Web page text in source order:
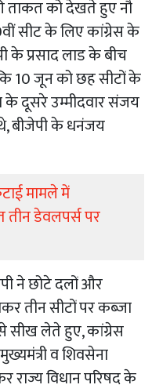
ताकत को देखते हुए नौ
सीट के लिए कांग्रेस के
के प्रसाद लाड के बीच
10 जून को छह सीटों के
के दूसरे उम्मीदवार संजय
बीजेपी के धनंजय
मामले में
डेवलपर्स पर
ने छोटे दलों और
तीन सीटों पर कब्जा
सीख लेते हुए, कांग्रेस
व शिवसेना
राज्य विधान परिषद के